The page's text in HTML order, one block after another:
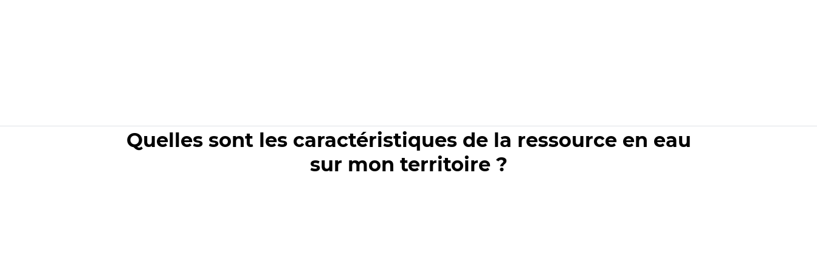
Quelles sont les caractéristiques de la ressource en eau
sur mon territoire ?